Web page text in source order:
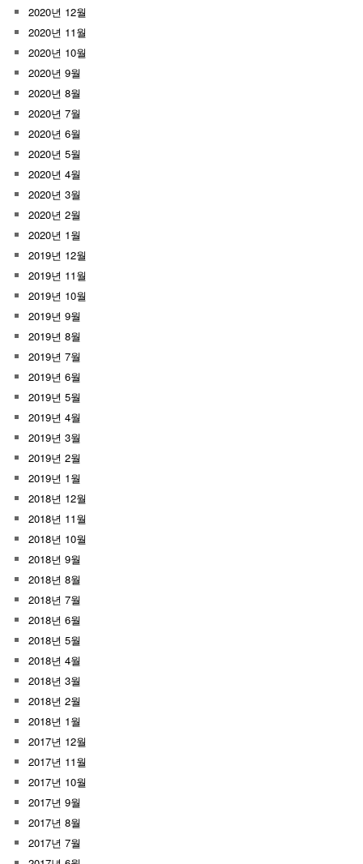
2020년 12월
2020년 11월
2020년 10월
2020년 9월
2020년 8월
2020년 7월
2020년 6월
2020년 5월
2020년 4월
2020년 3월
2020년 2월
2020년 1월
2019년 12월
2019년 11월
2019년 10월
2019년 9월
2019년 8월
2019년 7월
2019년 6월
2019년 5월
2019년 4월
2019년 3월
2019년 2월
2019년 1월
2018년 12월
2018년 11월
2018년 10월
2018년 9월
2018년 8월
2018년 7월
2018년 6월
2018년 5월
2018년 4월
2018년 3월
2018년 2월
2018년 1월
2017년 12월
2017년 11월
2017년 10월
2017년 9월
2017년 8월
2017년 7월